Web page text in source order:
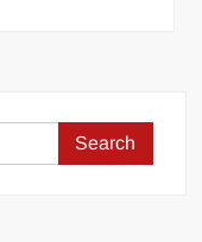
Search
for: